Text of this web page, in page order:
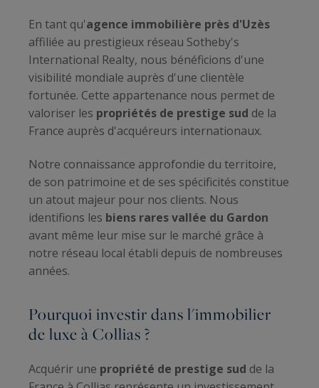
En tant qu'agence immobilière près d'Uzès
affiliée au prestigieux réseau Sotheby's
International Realty, nous bénéficions d'une
visibilité mondiale auprès d'une clientèle
fortunée. Cette appartenance nous permet de
valoriser les propriétés de prestige sud de la
France auprès d'acquéreurs internationaux.
Notre connaissance approfondie du territoire,
de son patrimoine et de ses spécificités constitue
un atout majeur pour nos clients. Nous
identifions les biens rares vallée du Gardon
avant même leur mise sur le marché grâce à
notre réseau local établi depuis de nombreuses
années.
Pourquoi investir dans l'immobilier
de luxe à Collias ?
Acquérir une propriété de prestige sud de la